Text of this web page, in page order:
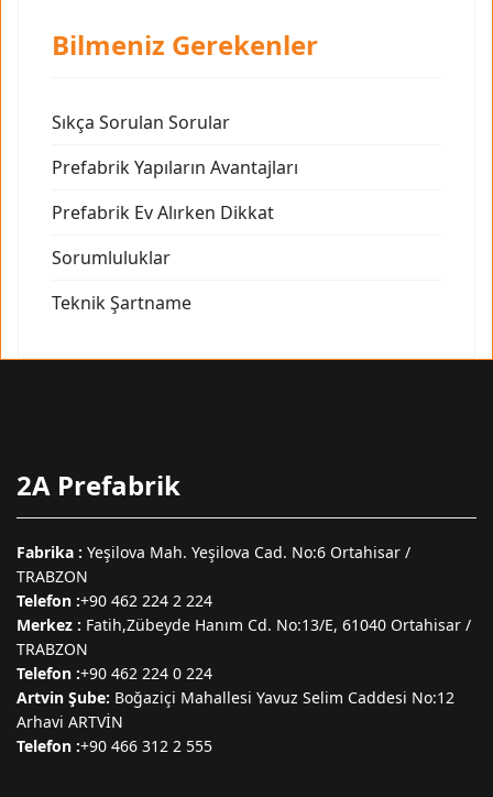
Bilmeniz Gerekenler
Sıkça Sorulan Sorular
Prefabrik Yapıların Avantajları
Prefabrik Ev Alırken Dikkat
Sorumluluklar
Teknik Şartname
2A Prefabrik
Fabrika : Yeşilova Mah. Yeşilova Cad. No:6 Ortahisar /
TRABZON
Telefon :+90 462 224 2 224
Merkez : Fatih,Zübeyde Hanım Cd. No:13/E, 61040 Ortahisar /
TRABZON
Telefon :+90 462 224 0 224
Artvin Şube: Boğaziçi Mahallesi Yavuz Selim Caddesi No:12
Arhavi ARTVİN
Telefon :+90 466 312 2 555